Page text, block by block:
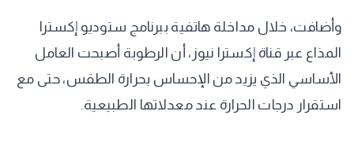
وأضافت، خلال مداخلة هاتفية ببرنامج ستوديو إكسترا
المذاع عبر قناة إكسترا نيوز، أن الرطوبة أصبحت العامل
الأساسي الذي يزيد من الإحساس بحرارة الطقس، حتى مع
استقرار درجات الحرارة عند معدلاتها الطبيعية.